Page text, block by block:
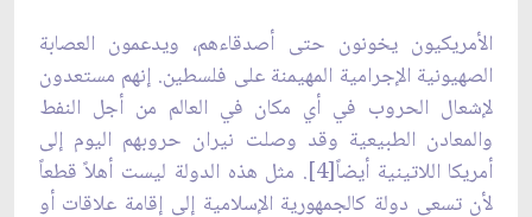
الأمريكيون يخونون حتى أصدقاءهم، ويدعمون العصابة
الصهيونية الإجرامية المهيمنة على فلسطين. إنهم مستعدون
لإشعال الحروب في أي مكان في العالم من أجل النفط
والمعادن الطبيعية وقد وصلت نيران حروبهم اليوم إلى
أمريكا اللاتينية أيضاً[4]. مثل هذه الدولة ليست أهلاً قطعاً
لأن تسعى دولة كالجمهورية الإسلامية إلى إقامة علاقات أو